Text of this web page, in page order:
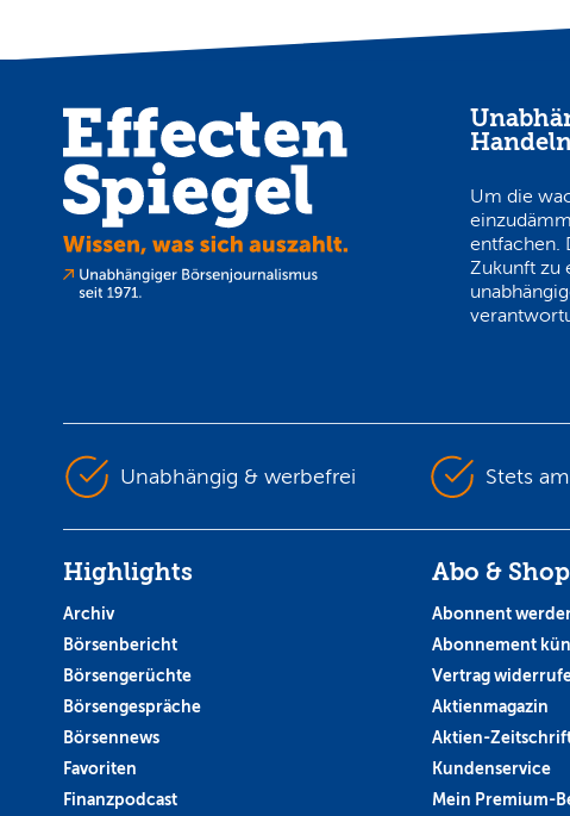
Um die
entfachen.
Zukunft zu
Unabhängig & werbefrei Stets
Highlights
Archiv
Börsenbericht
Börsengerüchte
Börsengespräche
Börsennews
Favoriten
Finanzpodcast
Abo & Shop
Abonnent
Abonnement
Vertrag
Aktienmagazin
Aktien-
Kundenservice
Mein Premium-